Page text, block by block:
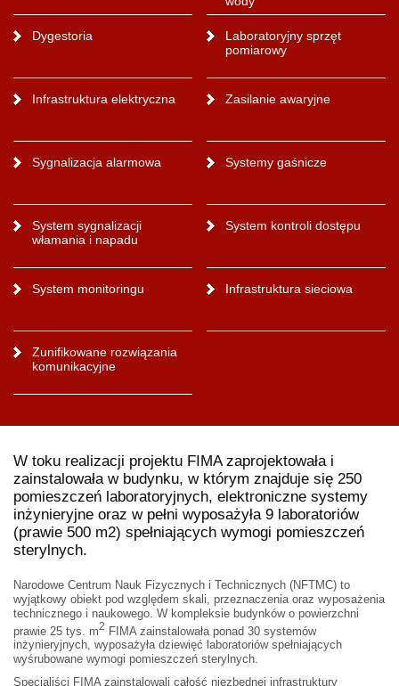
Dygestoria
Laboratoryjny sprzęt
pomiarowy
Infrastruktura elektryczna Zasilanie awaryjne
Sygnalizacja alarmowa Systemy gaśnicze
System sygnalizacji
włamania i napadu
System kontroli dostępu
System monitoringu Infrastruktura sieciowa
Zunifikowane rozwiązania
komunikacyjne
W toku realizacji projektu FIMA zaprojektowała i
zainstalowała w budynku, w którym znajduje się 250
pomieszczeń laboratoryjnych, elektroniczne systemy
inżynieryjne oraz w pełni wyposażyła 9 laboratoriów
(prawie 500 m2) spełniających wymogi pomieszczeń
sterylnych.
Narodowe Centrum Nauk Fizycznych i Technicznych (NFTMC) to
wyjątkowy obiekt pod względem skali, przeznaczenia oraz wyposażenia
technicznego i naukowego. W kompleksie budynków o powierzchni
prawie 25 tys. m2 FIMA zainstalowała ponad 30 systemów
inżynieryjnych, wyposażyła dziewięć laboratoriów spełniających
wyśrubowane wymogi pomieszczeń sterylnych.
Specjaliści FIMA zainstalowali całość niezbędnej infrastruktury